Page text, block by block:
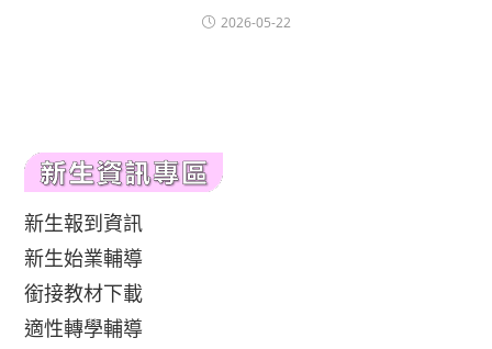
2026-05-22
新生報到資訊
新生始業輔導
銜接教材下載
適性轉學輔導